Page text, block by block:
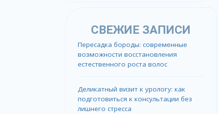
СВЕЖИЕ ЗАПИСИ
Пересадка бороды: современные
возможности восстановления
естественного роста волос
Деликатный визит к урологу: как
подготовиться к консультации без
лишнего стресса